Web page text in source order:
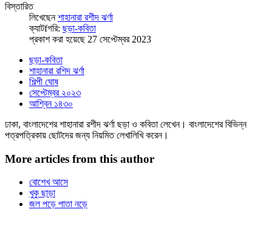
বিস্তারিত
লিখেছেনশাহানারা রশীদ ঝর্ণা
ক্যাটfগরি: ছড়া-কবিতা
প্রকাশ করা হয়েছে 27 সেপ্টেম্বর 2023
ছড়া-কবিতা
শাহানারা রশিদ ঝর্ণা
শিল্পী ঘোষ
সেপ্টেম্বর ২০২৩
আশ্বিন ১৪৩০
ঢাকা, বাংলাদেশের শাহানারা রশীদ ঝর্ণা ছড়া ও কবিতা লেখেন। বাংলাদেশের বিভিন্ন
পত্রপত্রিকায় ছোটদের জন্য নিয়মিত লেখালিখি করেন।
More articles from this author
বোশেখ আসে
খুকু ছাড়া
জল পড়ে পাতা নড়ে